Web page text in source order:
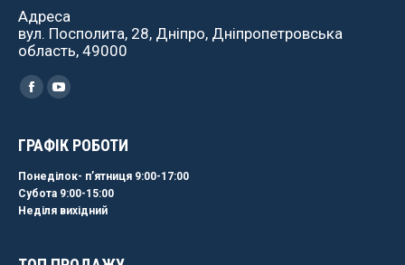
Адреса
вул. Посполита, 28, Дніпро, Дніпропетровська
область, 49000
Найдите нас:
Facebook
YouTube
ГРАФІК РОБОТИ
Понеділок- пʼятниця 9:00-17:00
Субота 9:00-15:00
Неділя вихідний